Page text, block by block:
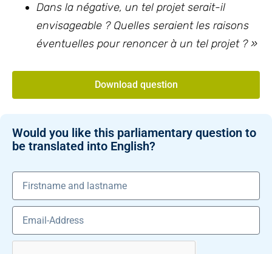
Dans la négative, un tel projet serait-il
envisageable ? Quelles seraient les raisons
éventuelles pour renoncer à un tel projet ? »
Download question
Would you like this parliamentary question to
be translated into English?